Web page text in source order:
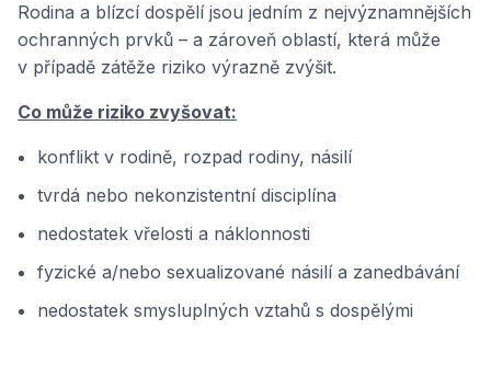
Rodina a blízcí dospělí jsou jedním z nejvýznamnějších
ochranných prvků – a zároveň oblastí, která může
v případě zátěže riziko výrazně zvýšit.
Co může riziko zvyšovat:
konflikt v rodině, rozpad rodiny, násilí
tvrdá nebo nekonzistentní disciplína
nedostatek vřelosti a náklonnosti
fyzické a/nebo sexualizované násilí a zanedbávání
nedostatek smysluplných vztahů s dospělými